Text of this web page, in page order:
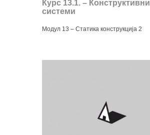
Курс 13.1. – Конструктивни
системи
Модул 13 – Статика конструкција 2